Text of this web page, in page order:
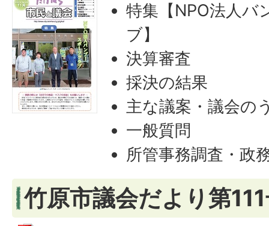
特集【NPO法人バ
ブ】
決算審査
採決の結果
主な議案・議会の
一般質問
所管事務調査・政
竹原市議会だより第